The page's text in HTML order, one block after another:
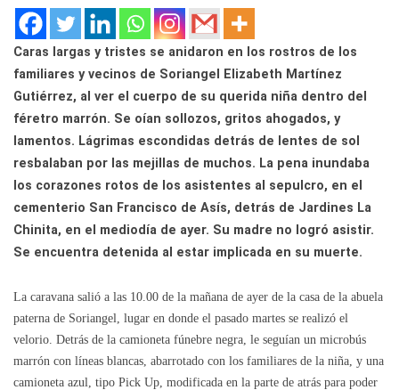
Caras largas y tristes se anidaron en los rostros de los
familiares y vecinos de Soriangel Elizabeth Martínez
Gutiérrez, al ver el cuerpo de su querida niña dentro del
féretro marrón. Se oían sollozos, gritos ahogados, y
lamentos. Lágrimas escondidas detrás de lentes de sol
resbalaban por las mejillas de muchos. La pena inundaba
los corazones rotos de los asistentes al sepulcro, en el
cementerio San Francisco de Asís, detrás de Jardines La
Chinita, en el mediodía de ayer. Su madre no logró asistir.
Se encuentra detenida al estar implicada en su muerte.
La caravana salió a las 10.00 de la mañana de ayer de la casa de la abuela
paterna de Soriangel, lugar en donde el pasado martes se realizó el
velorio. Detrás de la camioneta fúnebre negra, le seguían un microbús
marrón con líneas blancas, abarrotado con los familiares de la niña, y una
camioneta azul, tipo Pick Up, modificada en la parte de atrás para poder